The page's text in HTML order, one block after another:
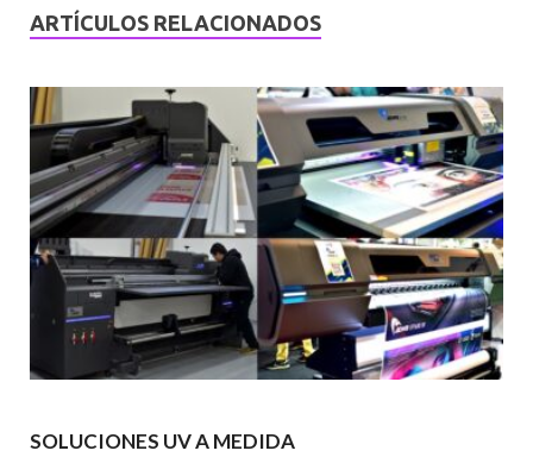
ARTÍCULOS RELACIONADOS
SOLUCIONES UV A MEDIDA